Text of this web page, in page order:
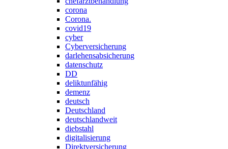
corona
Corona.
covid19
cyber
Cyberversicherung
darlehensabsicherung
datenschutz
DD
deliktunfähig
demenz
deutsch
Deutschland
deutschlandweit
diebstahl
digitalisierung
Direktversicherung